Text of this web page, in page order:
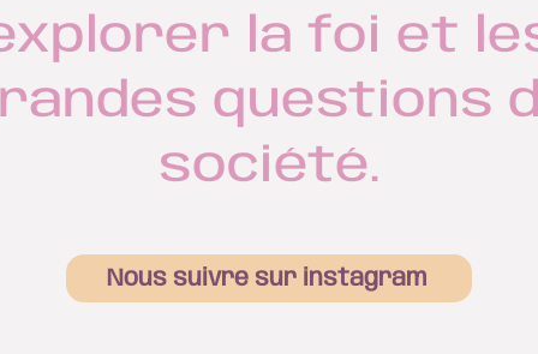
la foi et
questions
société.
Nous suivre sur instagram